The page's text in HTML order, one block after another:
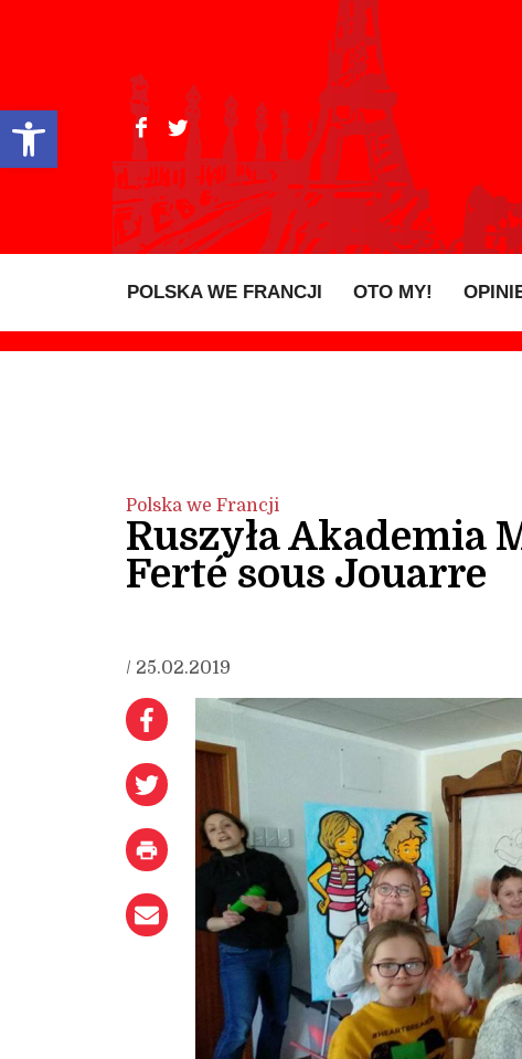
Open toolbar
POLSKA WE FRANCJI OTO MY!
Polska we Francji
Ruszyła Akademia
Ferté sous Jouarre
/ 25.02.2019